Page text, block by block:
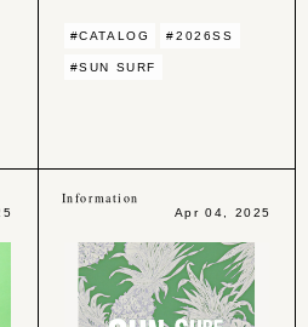
#CATALOG #2026SS
#SUN SURF
Information
Apr 04, 2025